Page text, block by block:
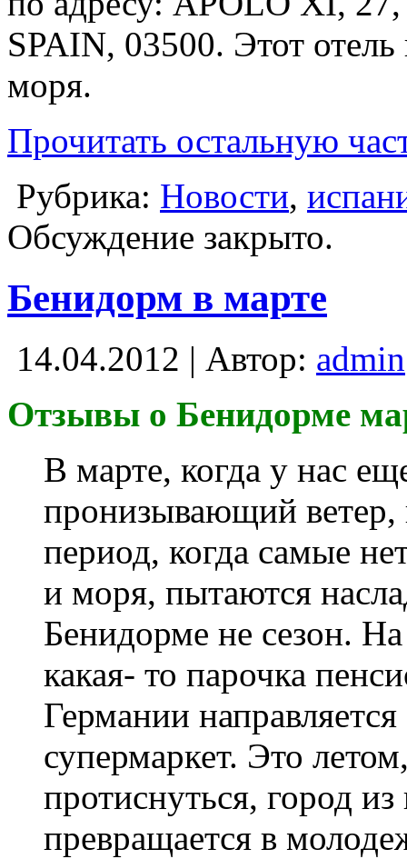
SPAIN, 03500. Этот отель
моря.
Прочитать остальную
Рубрика: Новости,
Обсуждение закрыто.
Бенидорм в марте
14.04.2012 | Автор: admin
Отзывы о Бенидорме
В марте, когда у нас
пронизывающий ветер,
период, когда самые
и моря, пытаются
Бенидорме не сезон.
какая- то парочка
Германии
супермаркет. Это
протиснуться, город
превращается в